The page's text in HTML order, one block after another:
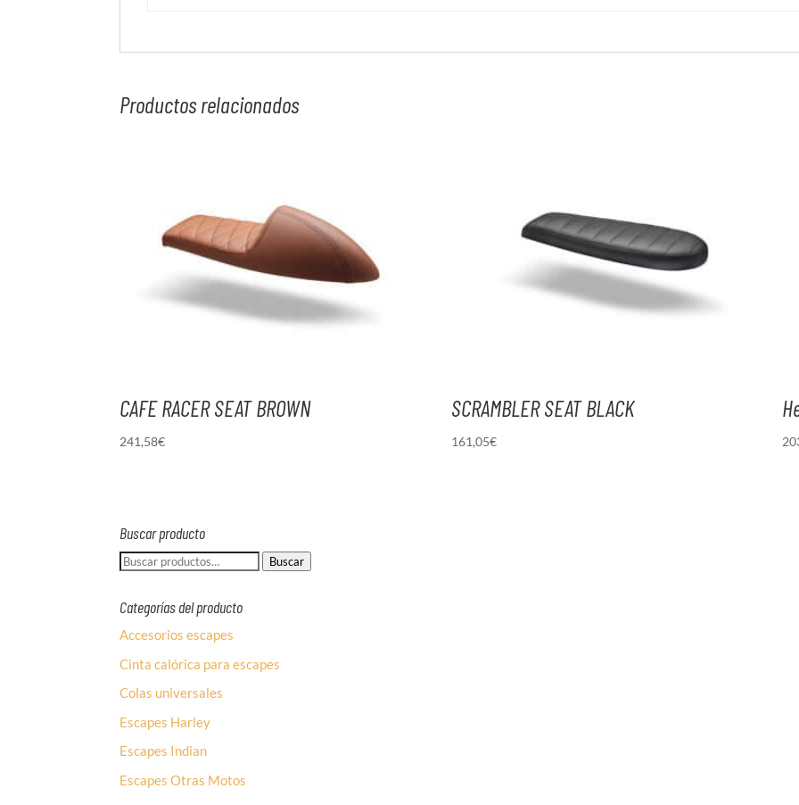
Productos relacionados
CAFE RACER SEAT BROWN
241,58€
SCRAMBLER SEAT BLACK
161,05€
Buscar producto
Buscar
Buscar
Categorías del producto
Accesorios escapes
Cinta calórica para escapes
Colas universales
Escapes Harley
Escapes Indian
Escapes Otras Motos